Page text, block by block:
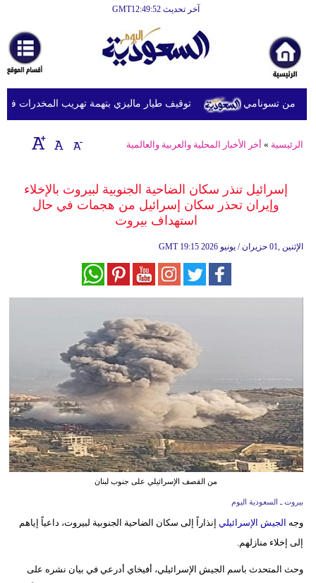
آخر تحديث GMT12:49:52
أخبارعاجلة
رياضة
ثقافة
إقتصاد
وموسيقى
إعلام
تعليم
وتكنولوجيا
توقيف طيار ماليزي بتهمة تهريب المخدرات في
الرئيسية » أخر الأخبار المحلية والعربية والعالمية
إسرائيل تنذر سكان الضاحية الجنوبية لبيروت بالإخلاء
وإيران تحذر سكان إسرائيل من هجمات في حال
استهداف بيروت
GMT 19:15 2026 الإثنين ,01 حزيران / يونيو
من القصف الإسرائيلي على جنوب لبنان
بيروت ـ السعودية اليوم
وجه الجيش الإسرائيلي إنذاراً إلى سكان الضاحية الجنوبية لبيروت، داعياً إياهم
إلى إخلاء منازلهم.
وحث المتحدث باسم الجيش الإسرائيلي، أفيخاي أدرعي في بيان نشره على